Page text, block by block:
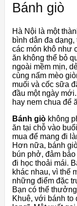
Bánh giò
Hà Nội là một
bình dân đa
các món khô như
ăn không thể bỏ
ngoài mềm mịn,
cùng nấm mèo
muối và cốc sữa
đầu một ngày
hay nem chua để
Bánh giò không
ăn tại chỗ vào
mua để mang đi
Hơn nữa, bánh
bún phở, đảm
đi học thoải mái.
khác nhau, vì thế
những điểm đặc
Bạn có thể
Khuê, với bánh to